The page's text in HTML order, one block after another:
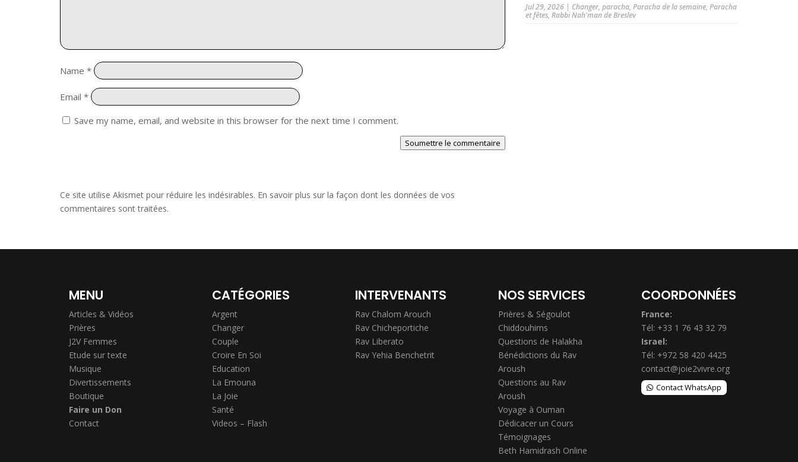
Name *
Email *
Save my name, email, and website in this browser for the next time I comment.
Soumettre le commentaire
Ce site utilise Akismet pour réduire les indésirables. En savoir plus sur la façon dont les données de vos
commentaires sont traitées.
Jul 29, 2026 | Changer,paracha,Paracha de la semaine,Paracha
et fêtes,Rabbi Nah'man de Breslev
MENU
Articles & Vidéos
Prières
J2V Femmes
Etude sur texte
Musique
Divertissements
Boutique
Faire un Don
Contact
CATÉGORIES
Argent
Changer
Couple
Croire En Soi
Education
La Emouna
La Joie
Santé
Videos – Flash
INTERVENANTS
Rav Chalom Arouch
Rav Chicheportiche
Rav Liberato
Rav Yehia Benchetrit
NOS SERVICES
Prières & Ségoulot
Chiddouhims
Questions de Halakha
Bénédictions du Rav
Aroush
Questions au Rav
Aroush
Voyage à Ouman
Dédicacer un Cours
Témoignages
Beth Hamidrash Online
COORDONNÉES
France:
Tél: +33 1 76 43 32 79
Israel:
Tél: +972 58 420 4425
contact@joie2vivre.org
Contact WhatsApp